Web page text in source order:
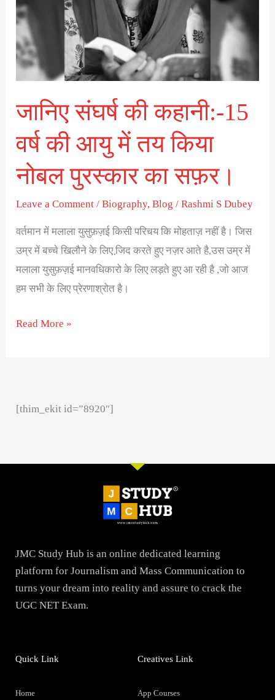
जानिए संघर्ष की कहानी:-15
वर्ष की आयु में तय किया
नोबल पुरस्कार का सफ़र।
Leave a Comment /Biography,Blog /Rashmi S Dubey
वर्तमान में मलाला युसुफ़ज़ई किसी परिचय कि मोहताज़ नहीं है। जिस
उम्र में बच्चे खिलौने के लिए जि़द करते हुए नज़र आते है,उस उम्र में
मलाला युसुफ़ज़ई मानवधिकारो के लिए लड़ते हुए आ रही है ,जो आज
हम सभी के लिए प्रेरणाश्रोत है।
की
आयु
में
तय
किया
पुरस्कार
का
सफ़र।
Read More »
[thim_ekit id=”8920″]
JMC Study Hub is an online dedicated learning
platform for Journalism and Mass Communication to
turns your dream into reality and assure to crack the
UGC NET Exam.
Quick Link
Home
Creatives Link
App Courses